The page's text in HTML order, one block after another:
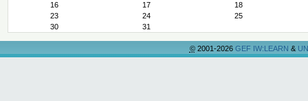
16
17
18
23
24
25
30
31
©2001-2026 GEF IW:LEARN &